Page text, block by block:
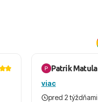
Patrik Matula
viac
pred 2 týždňami